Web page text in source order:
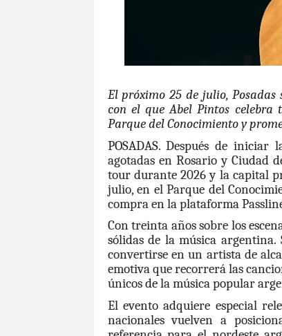
El próximo 25 de julio, Posadas
con el que Abel Pintos celebra
Parque del Conocimiento y
POSADAS. Después de
agotadas en Rosario y Ciudad
tour durante 2026 y la capital
julio, en el Parque del
compra en la plataforma
Con treinta años sobre los
sólidas de la música
convertirse en un artista de
emotiva que recorrerá las
únicos de la música popular
El evento adquiere especial
nacionales vuelven a